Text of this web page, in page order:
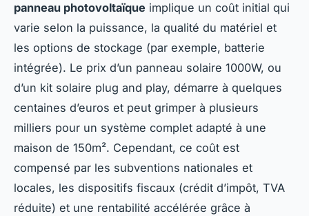
panneau photovoltaïque implique un coût initial qui
varie selon la puissance, la qualité du matériel et
les options de stockage (par exemple, batterie
intégrée). Le prix d’un panneau solaire 1000W, ou
d’un kit solaire plug and play, démarre à quelques
centaines d’euros et peut grimper à plusieurs
milliers pour un système complet adapté à une
maison de 150m². Cependant, ce coût est
compensé par les subventions nationales et
locales, les dispositifs fiscaux (crédit d’impôt, TVA
réduite) et une rentabilité accélérée grâce à